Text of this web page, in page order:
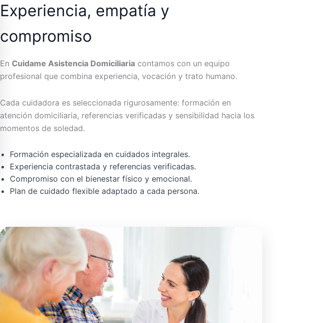
Experiencia, empatía y
compromiso
En Cuidame Asistencia Domiciliaria contamos con un equipo
profesional que combina experiencia, vocación y trato humano.
Cada cuidadora es seleccionada rigurosamente: formación en
atención domiciliaria, referencias verificadas y sensibilidad hacia los
momentos de soledad.
Formación especializada en cuidados integrales.
Experiencia contrastada y referencias verificadas.
Compromiso con el bienestar físico y emocional.
Plan de cuidado flexible adaptado a cada persona.